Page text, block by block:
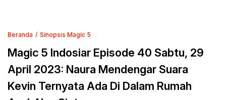
Beranda Sinopsis Magic 5
Magic 5 Indosiar Episode 40 Sabtu, 29
April 2023: Naura Mendengar Suara
Kevin Ternyata Ada Di Dalam Rumah